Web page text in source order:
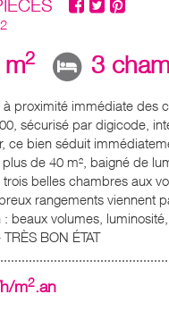
2 3
proximité immédiate
sécurisé par digicode,
ce bien séduit
de 40 m², baigné de
belles chambres aux
rangements
volumes,
BON ÉTAT
m2.an